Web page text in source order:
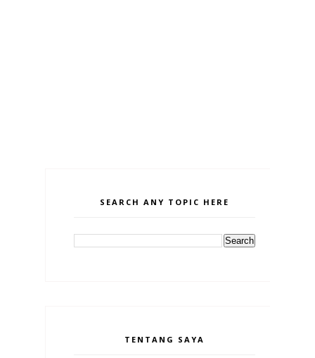
SEARCH ANY TOPIC HERE
TENTANG SAYA